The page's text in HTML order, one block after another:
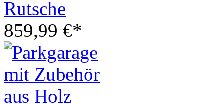
Rutsche
859,99 €*